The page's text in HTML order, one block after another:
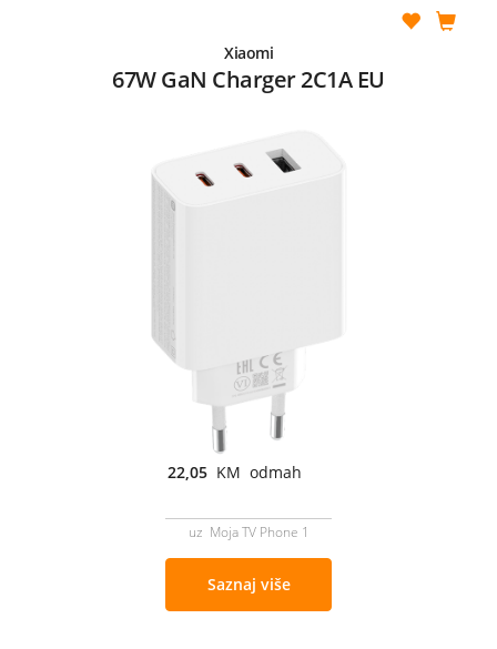
Xiaomi
67W GaN Charger 2C1A EU
22,05 KM odmah
uz Moja TV Phone 1
Saznaj više